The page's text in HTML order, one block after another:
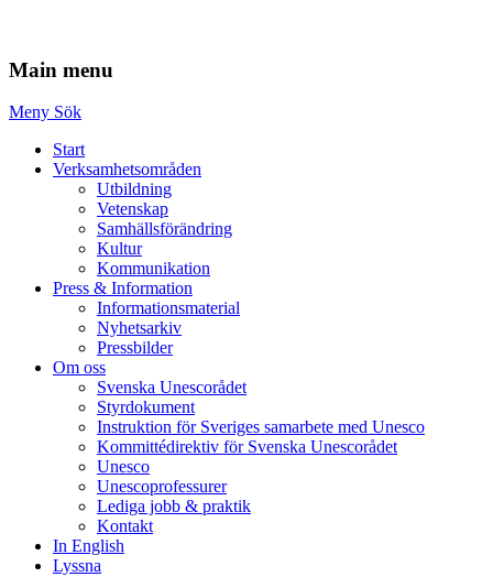
Main menu
Meny Sök
Start
Verksamhetsområden
Utbildning
Vetenskap
Samhällsförändring
Kultur
Kommunikation
Press & Information
Informationsmaterial
Nyhetsarkiv
Pressbilder
Om oss
Svenska Unescorådet
Styrdokument
Instruktion för Sveriges samarbete med Unesco
Kommittédirektiv för Svenska Unescorådet
Unesco
Unescoprofessurer
Lediga jobb & praktik
Kontakt
In English
Lyssna